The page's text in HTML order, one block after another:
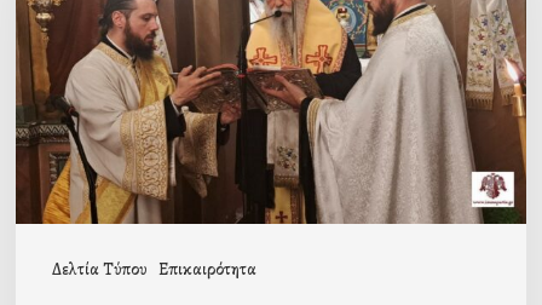
Δελτία Τύπου Επικαιρότητα
Ι.Ν.
Κοιμήσεως
της
Θεοτόκου
Μαγούλας